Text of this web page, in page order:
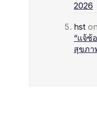
2026
hst on
“แจ้ซ้
สุขภา